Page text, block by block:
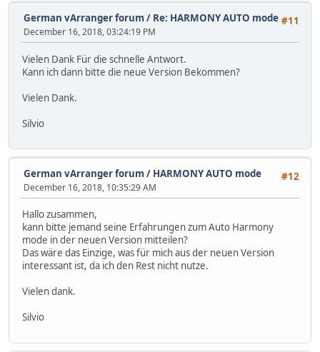
#11
German vArranger forum / Re: HARMONY AUTO mode
December 16, 2018, 03:24:19 PM
Vielen Dank Für die schnelle Antwort.
Kann ich dann bitte die neue Version Bekommen?
Vielen Dank.
Silvio
#12
German vArranger forum / HARMONY AUTO mode
December 16, 2018, 10:35:29 AM
Hallo zusammen,
kann bitte jemand seine Erfahrungen zum Auto Harmony
mode in der neuen Version mitteilen?
Das wäre das Einzige, was für mich aus der neuen Version
interessant ist, da ich den Rest nicht nutze.
Vielen dank.
Silvio